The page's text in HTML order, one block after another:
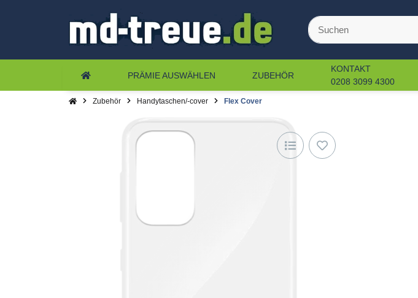
PRÄMIE AUSWÄHLEN ZUBEHÖR
KONTAKT
0208 3099 4300
Zubehör Handytaschen/-cover Flex Cover